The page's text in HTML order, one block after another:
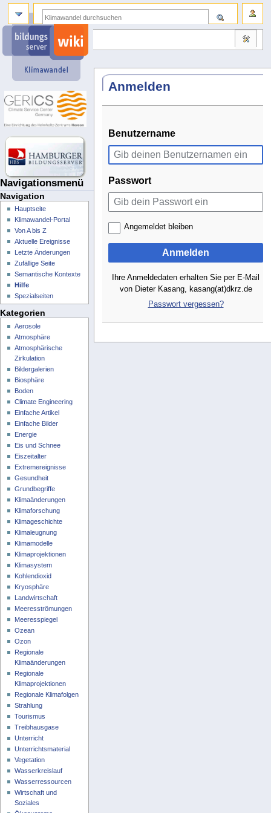
Anmelden
Benutzername
Passwort
Angemeldet bleiben
Anmelden
Ihre Anmeldedaten erhalten Sie per E-Mail
von Dieter Kasang, kasang(at)dkrz.de
Passwort vergessen?
Navigationsmenü
Navigation
Hauptseite
Klimawandel-Portal
Von A bis Z
Aktuelle Ereignisse
Letzte Änderungen
Zufällige Seite
Semantische Kontexte
Hilfe
Spezialseiten
Kategorien
Aerosole
Atmosphäre
Atmosphärische
Zirkulation
Bildergalerien
Biosphäre
Boden
Climate Engineering
Einfache Artikel
Einfache Bilder
Energie
Eis und Schnee
Eiszeitalter
Extremereignisse
Gesundheit
Grundbegriffe
Klimaänderungen
Klimaforschung
Klimageschichte
Klimaleugnung
Klimamodelle
Klimaprojektionen
Klimasystem
Kohlendioxid
Kryosphäre
Landwirtschaft
Meeresströmungen
Meeresspiegel
Ozean
Ozon
Regionale
Klimaänderungen
Regionale
Klimaprojektionen
Regionale Klimafolgen
Strahlung
Tourismus
Treibhausgase
Unterricht
Unterrichtsmaterial
Vegetation
Wasserkreislauf
Wasserressourcen
Wirtschaft und
Soziales